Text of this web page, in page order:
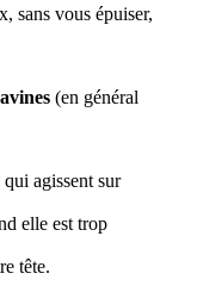
sans vous épuiser,
(en général
agissent sur
elle est trop
tête.